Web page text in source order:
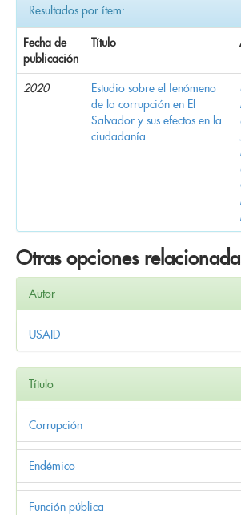
Resultados por ítem:
Fecha de
publicación
Título
2020
Estudio sobre el fenómeno
de la corrupción en El
Salvador y sus efectos en la
ciudadanía
Otras opciones
Autor
USAID
Título
Corrupción
Endémico
Función pública